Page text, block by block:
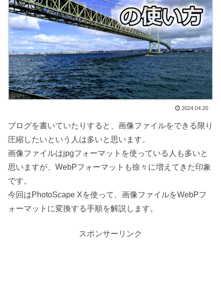
2024.04.20
ブログを書いていたりすると、画像ファイルをできる限り
圧縮したいという人は多いと思います。
画像ファイルはjpgフォーマットを使っている人も多いと
思いますが、WebPフォーマットも徐々に増えてきた印象
です。
今回はPhotoScape Xを使って、画像ファイルをWebPフ
ォーマットに変換する手順を解説します。
スポンサーリンク